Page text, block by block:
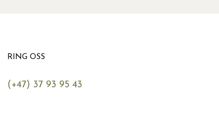
RING OSS
(+47) 37 93 95 43